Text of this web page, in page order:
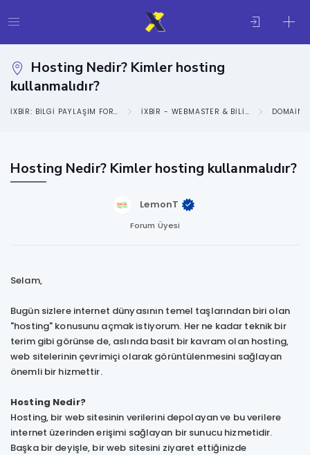
Hosting Nedir? Kimler hosting
kullanmalıdır?
IXBIR: BILGI PAYLAŞIM FORUMU IXBIR - WEBMASTER & BILIŞIM KATEGORISI DOMAIN
Hosting Nedir? Kimler hosting kullanmalıdır?
LemonT
Forum Üyesi
Selam,
Bugün sizlere internet dünyasının temel taşlarından biri olan
"hosting" konusunu açmak istiyorum. Her ne kadar teknik bir
terim gibi görünse de, aslında basit bir kavram olan hosting,
web sitelerinin çevrimiçi olarak görüntülenmesini sağlayan
önemli bir hizmettir.
Hosting Nedir?
Hosting, bir web sitesinin verilerini depolayan ve bu verilere
internet üzerinden erişimi sağlayan bir sunucu hizmetidir.
Başka bir deyişle, bir web sitesini ziyaret ettiğinizde